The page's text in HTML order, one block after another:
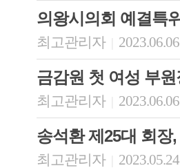
의왕시의회 예결특
최고관리자
금감원 첫 여성 부원
최고관리자
송석환 제25대 회장
최고관리자